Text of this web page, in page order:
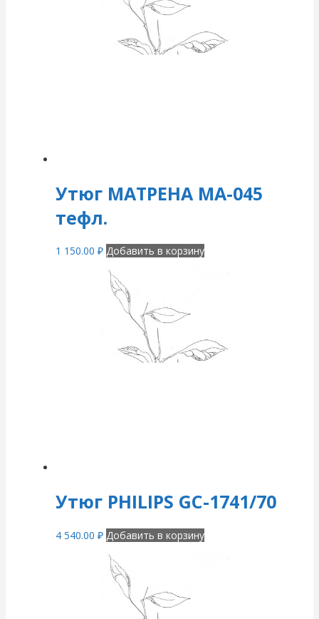
Утюг МАТРЕНА МА-045
тефл.
1 150.00 ₽ Добавить в корзину
Утюг PHILIPS GC-1741/70
4 540.00 ₽ Добавить в корзину